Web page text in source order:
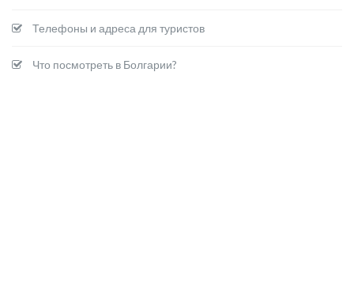
Телефоны и адреса для туристов
Что посмотреть в Болгарии?